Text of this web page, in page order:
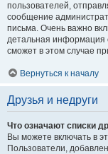
пользователей,
сообщение
письма. Очень важно
детальная информация
сможет в этом случае
Вернуться к началу
Друзья и недруги
Что означают списки
Вы можете включать в
Пользователи,